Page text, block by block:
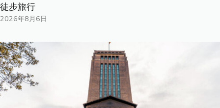
徒步旅行
2026年8月6日